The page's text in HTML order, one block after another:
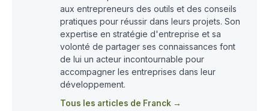
aux entrepreneurs des outils et des conseils
pratiques pour réussir dans leurs projets. Son
expertise en stratégie d'entreprise et sa
volonté de partager ses connaissances font
de lui un acteur incontournable pour
accompagner les entreprises dans leur
développement.
Tous les articles de Franck →